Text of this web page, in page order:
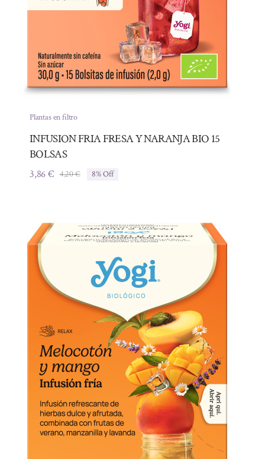
Plantas en filtro
INFUSION FRIA FRESA Y NARANJA BIO 15
BOLSAS
4,20€El
4,20 €.
3,86€
El
3,86 €.
8% Off